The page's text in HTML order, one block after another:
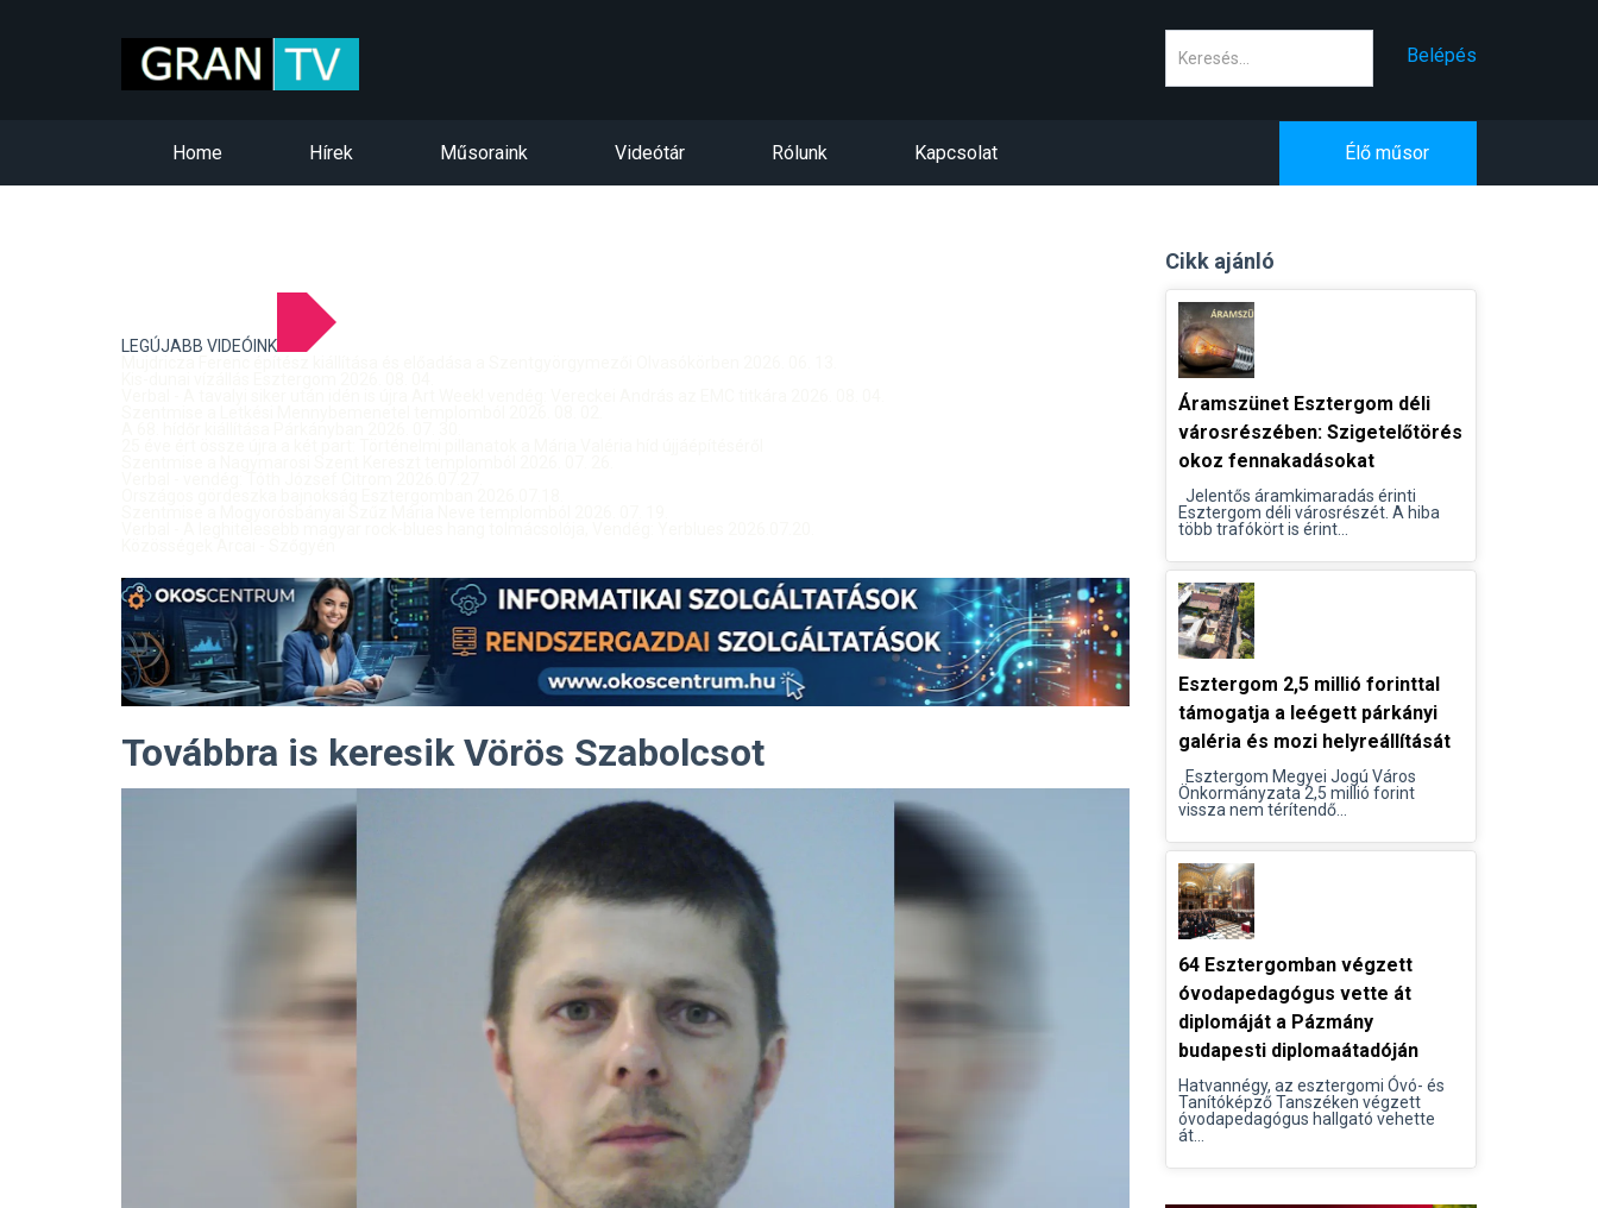
Belépés
Home Hírek Műsoraink Videótár Rólunk Kapcsolat Élő műsor
LEGÚJABB VIDEÓINK
Továbbra is keresik Vörös Szabolcsot
Cikk ajánló
Áramszünet Esztergom déli
városrészében: Szigetelőtörés
okoz fennakadásokat
Jelentős áramkimaradás érinti
Esztergom déli városrészét. A hiba
több trafókört is érint...
Esztergom 2,5 millió forinttal
támogatja a leégett párkányi
galéria és mozi helyreállítását
Esztergom Megyei Jogú Város
Önkormányzata 2,5 millió forint
vissza nem térítendő...
64 Esztergomban végzett
óvodapedagógus vette át
diplomáját a Pázmány
budapesti diplomaátadóján
Hatvannégy, az esztergomi Óvó- és
Tanítóképző Tanszéken végzett
óvodapedagógus hallgató vehette
át...